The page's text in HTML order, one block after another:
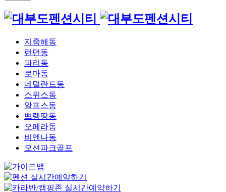
지중해동
런던동
파리동
로마동
네덜란드동
스위스동
알프스동
쁘렝땅동
오페라동
비엔나동
오션파크골프